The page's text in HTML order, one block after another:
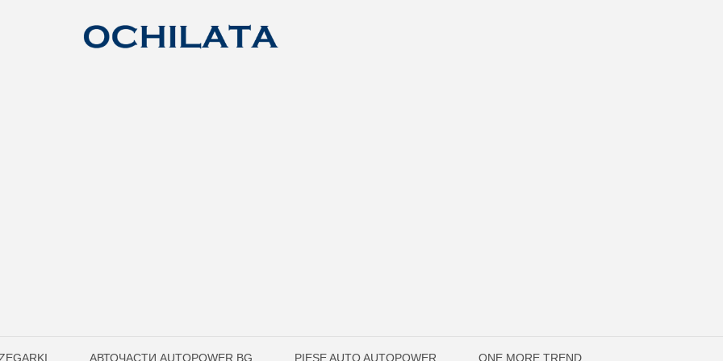
АВТОЧАСТИ AUTOPOWER.BG PIESE AUTO AUTOPOWER ONE MORE TREND